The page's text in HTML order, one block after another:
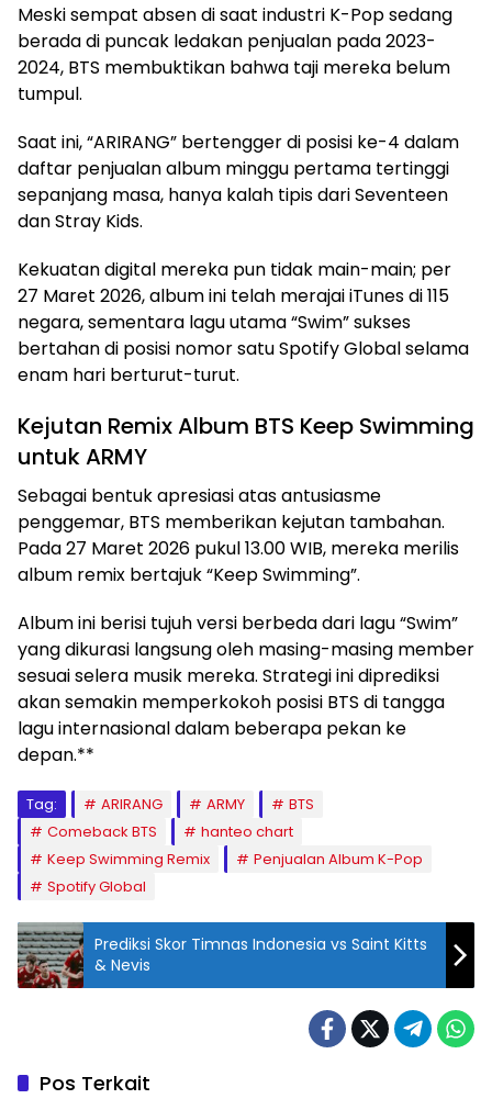
Meski sempat absen di saat industri K-Pop sedang
berada di puncak ledakan penjualan pada 2023-
2024, BTS membuktikan bahwa taji mereka belum
tumpul.
Saat ini, “ARIRANG” bertengger di posisi ke-4 dalam
daftar penjualan album minggu pertama tertinggi
sepanjang masa, hanya kalah tipis dari Seventeen
dan Stray Kids.
Kekuatan digital mereka pun tidak main-main; per
27 Maret 2026, album ini telah merajai iTunes di 115
negara, sementara lagu utama “Swim” sukses
bertahan di posisi nomor satu Spotify Global selama
enam hari berturut-turut.
Kejutan Remix Album BTS Keep Swimming
untuk ARMY
Sebagai bentuk apresiasi atas antusiasme
penggemar, BTS memberikan kejutan tambahan.
Pada 27 Maret 2026 pukul 13.00 WIB, mereka merilis
album remix bertajuk “Keep Swimming”.
Album ini berisi tujuh versi berbeda dari lagu “Swim”
yang dikurasi langsung oleh masing-masing member
sesuai selera musik mereka. Strategi ini diprediksi
akan semakin memperkokoh posisi BTS di tangga
lagu internasional dalam beberapa pekan ke
depan.**
Tag: ARIRANG ARMY
BTS
Comeback BTS
hanteo chart
Keep Swimming Remix
Penjualan Album K-Pop
Spotify Global
Prediksi Skor Timnas Indonesia vs Saint Kitts
& Nevis
Pos Terkait